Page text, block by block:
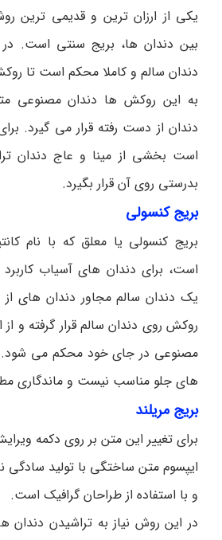
یکی از ارزان ترین و قدیمی ترین
بین دندان ها، بریج سنتی است.
دندان سالم و کاملا محکم است تا
به این روکش ها دندان مصنوعی
دندان از دست رفته قرار می گیرد.
است بخشی از مینا و عاج دندان
بدرستی روی آن قرار بگیرد.
بریج کنسولی
بریج کنسولی یا معلق که با نام
است، برای دندان های آسیاب
یک دندان سالم مجاور دندان های
روکش روی دندان سالم قرار گرفته و
مصنوعی در جای خود محکم می شود.
های جلو مناسب نیست و ماندگاری
بریج مریلند
برای تغییر این متن بر روی دکمه
ایپسوم متن ساختگی با تولید سادگی
و با استفاده از طراحان گرافیک است.
در این روش نیاز به تراشیدن دندان